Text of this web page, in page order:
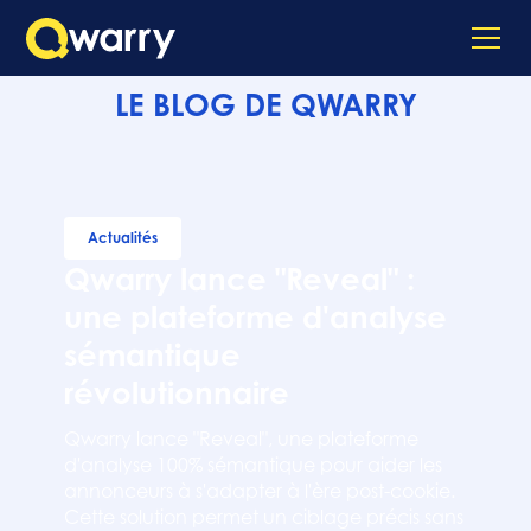
LE BLOG DE QWARRY
Actualités